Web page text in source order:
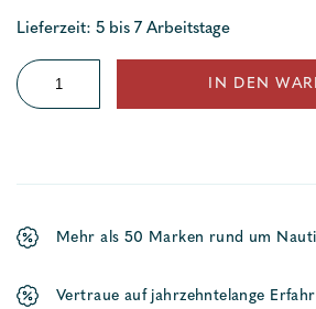
Lieferzeit: 5 bis 7 Arbeitstage
Kompass
58
IN DEN
Mehr als 50 Marken rund um
Vertraue auf jahrzehntelange